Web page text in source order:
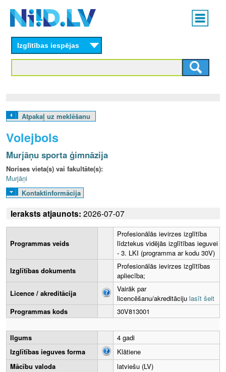
content
Main
menu
L
V
Izglītības iespējas
Atpakaļ uz meklēšanu
Volejbols
Murjāņu sporta ģimnāzija
Norises vieta(s) vai fakultāte(s):
Murjāņi
Kontaktinformācija
Ieraksts atjaunots: 2026-07-07
Programmas veids
Profesionālās ievirzes izglītība
līdztekus vidējās izglītības ieguvei
- 3. LKI (programma ar kodu 30V)
Izglītības dokuments
Profesionālās ievirzes izglītības
apliecība;
Licence / akreditācija
Vairāk par
licencēšanu/akreditāciju lasīt šeit
Programmas kods
30V813001
Ilgums
4 gadi
Izglītības ieguves forma
Klātiene
Mācību valoda
latviešu (LV)